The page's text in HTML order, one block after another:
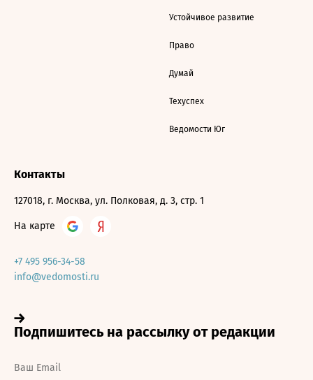
Устойчивое развитие
Право
Думай
Техуспех
Ведомости Юг
Контакты
127018, г. Москва, ул. Полковая, д. 3, стр. 1
На карте
+7 495 956-34-58
info@vedomosti.ru